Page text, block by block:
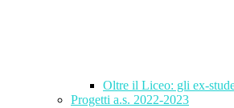
Oltre il Liceo: gli ex-
Progetti a.s. 2022-2023